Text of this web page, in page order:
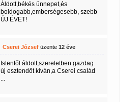
Áldott,békés ünnepet,és
boldogabb,emberségesebb, szebb
ÚJ ÉVET!
Cserei Józsefüzente 12 éve
Istentől áldott,szeretetben gazdag
új esztendőt kíván,a Cserei család
...